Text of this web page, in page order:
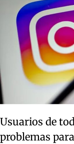
Usuarios de
problemas